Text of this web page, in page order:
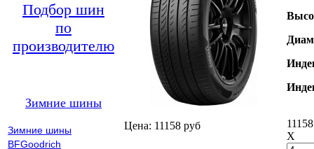
Подбор шин
по
производителю
Зимние шины
Зимние шины
BFGoodrich
Цена: 11158 руб
X